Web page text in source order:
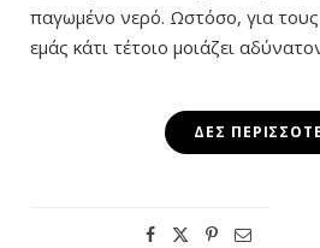
παγωμένο νερό. Ωστόσο, για
εμάς κάτι τέτοιο μοιάζει
ΔΕΣ